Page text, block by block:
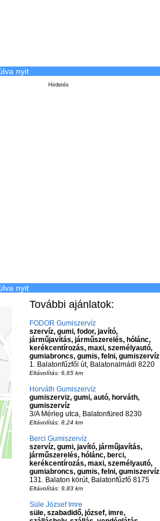
nyit
Hirdetés
nyit
További ajánlatok:
FODOR Gumiszervíz
szervíz, gumi, fodor, javító,
járműjavítás, járműszerelés, hólánc,
kerékcentírozás, maxi, személyautó,
gumiabroncs, gumis, felni, gumiszervíz
1. Balatonfűzfői út, Balatonalmádi 8220
Eltávolítás: 6,65 km
Horváth Gumiszervíz
gumiszerviz, gumi, autó, horváth,
gumiszervíz
3/A Mérleg utca, Balatonfüred 8230
Eltávolítás: 8,24 km
Berci Gumiszervíz
szervíz, gumi, javító, járműjavítás,
járműszerelés, hólánc, berci,
kerékcentírozás, maxi, személyautó,
gumiabroncs, gumis, felni, gumiszervíz
131. Balaton körút, Balatonfűzfő 8175
Eltávolítás: 9,83 km
Süle József Imre
süle, szabadidő, józsef, imre,